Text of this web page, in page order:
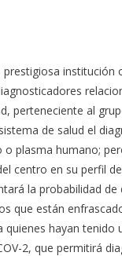
prestigiosa
perteneciente al
de salud el
o plasma humano;
centro en su perfil
la probabilidad
que están
hayan tenido
2, que permitirá